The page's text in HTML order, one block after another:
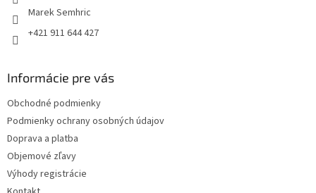
Marek Semhric
+421 911 644 427
Informácie pre vás
Obchodné podmienky
Podmienky ochrany osobných údajov
Doprava a platba
Objemové zľavy
Výhody registrácie